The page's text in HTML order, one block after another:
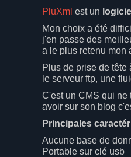
PluXml est un
Mon choix a été
j'en passe des
a le plus retenu mon
Plus de prise de
le serveur ftp, une
C'est un CMS qui ne
avoir sur son blog
Principales
Aucune base de
Portable sur clé usb